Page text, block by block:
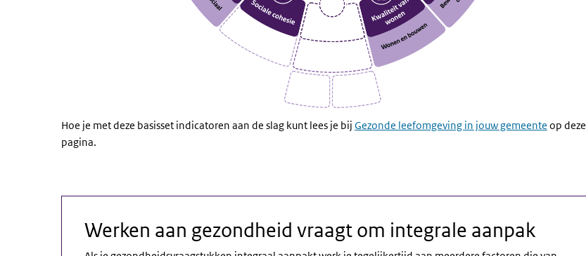
Hoe je met deze basisset indicatoren aan de slag kunt lees je bij Gezonde leefomgeving in jouw gemeente op deze
pagina.
Werken aan gezondheid vraagt om integrale aanpak